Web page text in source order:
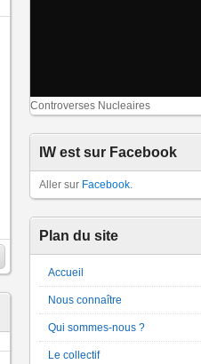
Controverses Nucleaires
IW est sur Facebook
Aller sur Facebook.
Plan du site
Accueil
Nous connaître
Qui sommes-nous ?
Le collectif